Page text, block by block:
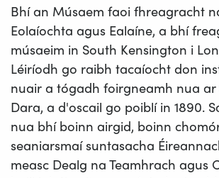
Bhí an Músaem faoi fhreagracht
Eolaíochta agus Ealaíne, a bhí
músaeim in South Kensington i
Léiríodh go raibh tacaíocht don
nuair a tógadh foirgneamh nua ar
Dara, a d'oscail go poiblí in 1890.
nua bhí boinn airgid, boinn
seaniarsmaí suntasacha
measc Dealg na Teamhrach agus